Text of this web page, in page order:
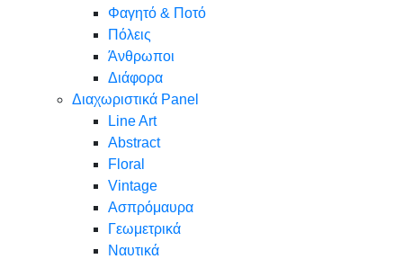
Φαγητό & Ποτό
Πόλεις
Άνθρωποι
Διάφορα
Διαχωριστικά Panel
Line Art
Abstract
Floral
Vintage
Ασπρόμαυρα
Γεωμετρικά
Ναυτικά